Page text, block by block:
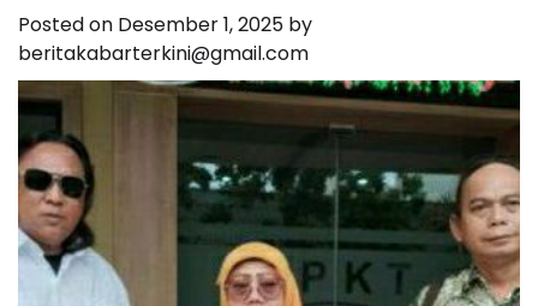
Posted on Desember 1, 2025 by
beritakabarterkini@gmail.com